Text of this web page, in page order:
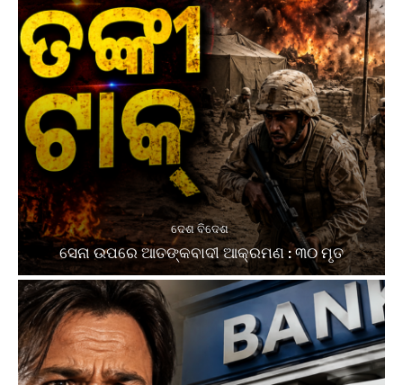
ଦେଶ ବିଦେଶ
ସେନା ଉପରେ ଆତଙ୍କବାଦୀ ଆକ୍ରମଣ : ୩୦ ମୃତ